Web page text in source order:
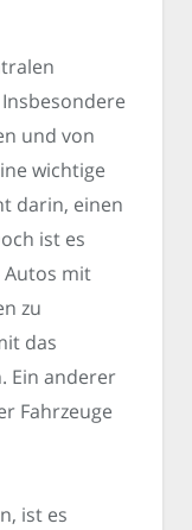
und von
wichtige
darin, einen
ist es
Autos mit
zu
das
Ein anderer
Fahrzeuge
ist es